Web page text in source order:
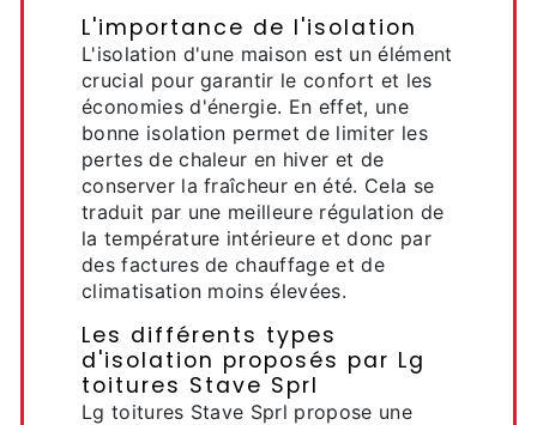
L'importance de l'isolation
L'isolation d'une maison est un élément
crucial pour garantir le confort et les
économies d'énergie. En effet, une
bonne isolation permet de limiter les
pertes de chaleur en hiver et de
conserver la fraîcheur en été. Cela se
traduit par une meilleure régulation de
la température intérieure et donc par
des factures de chauffage et de
climatisation moins élevées.
Les différents types
d'isolation proposés par Lg
toitures Stave Sprl
Lg toitures Stave Sprl propose une